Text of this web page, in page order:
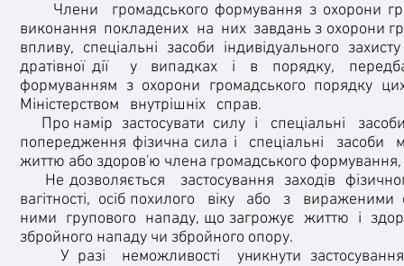
Члени громадського формування з охорони
виконання покладених на них завдань з охорони
впливу, спеціальні засоби індивідуального
дратівної дії у випадках і в порядку,
формуванням з охорони громадського порядку
Міністерством внутрішніх справ.
Про намір застосувати силу і спеціальні
попередження фізична сила і спеціальні засоби
життю або здоров'ю члена громадського
Не дозволяється застосування заходів
вагітності, осіб похилого віку або з вираженими
ними групового нападу, що загрожує життю і
збройного нападу чи збройного опору.
У разі неможливості уникнути застосування